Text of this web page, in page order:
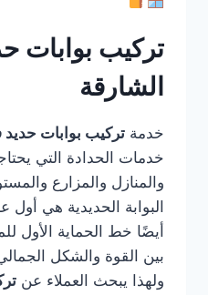
تركيب بوابات
الشارقة
خدمة تركيب بوابات
خدمات الحدادة التي
والمنازل والمزارع
البوابة الحديدية هي أول
أيضًا خط الحماية الأول
بين القوة والشكل
ولهذا يبحث العملاء عن